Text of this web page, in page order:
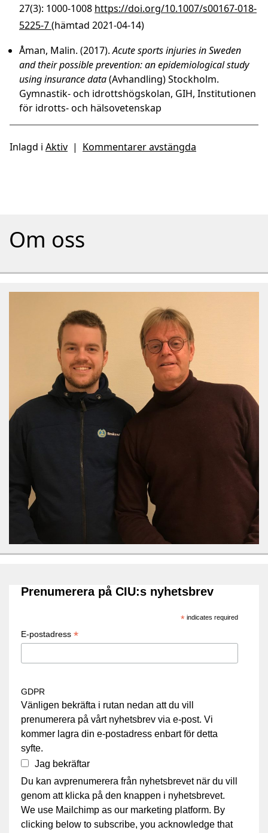
27(3): 1000-1008 https://doi.org/10.1007/s00167-018-
5225-7(hämtad 2021-04-14)
Åman, Malin. (2017).Acute sports injuries in Sweden
and their possible prevention: an epidemiological study
using insurance data(Avhandling) Stockholm.
Gymnastik- och idrottshögskolan, GIH, Institutionen
för idrotts- och hälsovetenskap
Inlagd i Aktiv | Kommentarer avstängda
Om oss
Prenumerera på CIU:s nyhetsbrev
*indicates required
E-postadress *
GDPR
Vänligen bekräfta i rutan nedan att du vill
prenumerera på vårt nyhetsbrev via e-post. Vi
kommer lagra din e-postadress enbart för detta
syfte.
Jag bekräftar
Du kan avprenumerera från nyhetsbrevet när du vill
genom att klicka på den knappen i nyhetsbrevet.
We use Mailchimp as our marketing platform. By
clicking below to subscribe, you acknowledge that